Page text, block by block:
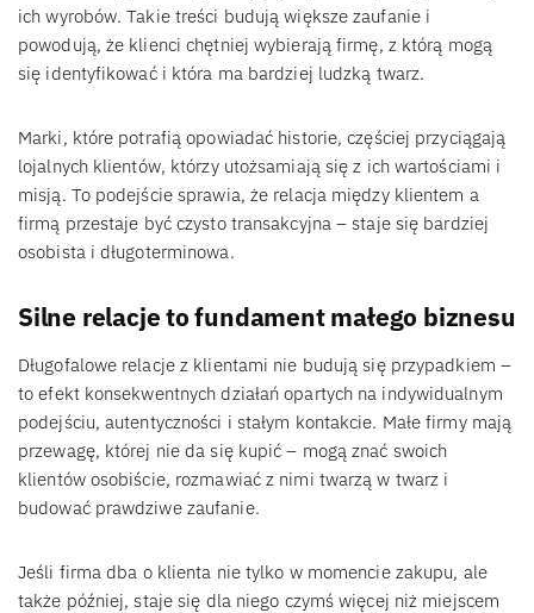
ich wyrobów. Takie treści budują większe zaufanie i
powodują, że klienci chętniej wybierają firmę, z którą mogą
się identyfikować i która ma bardziej ludzką twarz.
Marki, które potrafią opowiadać historie, częściej przyciągają
lojalnych klientów, którzy utożsamiają się z ich wartościami i
misją. To podejście sprawia, że relacja między klientem a
firmą przestaje być czysto transakcyjna – staje się bardziej
osobista i długoterminowa.
Silne relacje to fundament małego biznesu
Długofalowe relacje z klientami nie budują się przypadkiem –
to efekt konsekwentnych działań opartych na indywidualnym
podejściu, autentyczności i stałym kontakcie. Małe firmy mają
przewagę, której nie da się kupić – mogą znać swoich
klientów osobiście, rozmawiać z nimi twarzą w twarz i
budować prawdziwe zaufanie.
Jeśli firma dba o klienta nie tylko w momencie zakupu, ale
także później, staje się dla niego czymś więcej niż miejscem